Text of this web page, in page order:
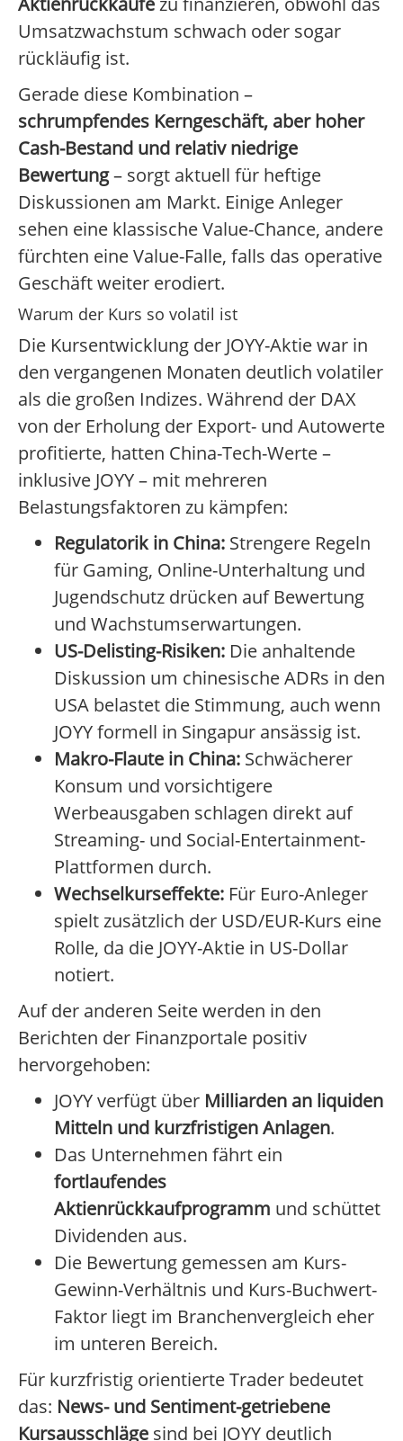
Umsatzwachstum schwach oder sogar
rückläufig ist.
Gerade diese Kombination –
schrumpfendes Kerngeschäft, aber hoher
Cash-Bestand und relativ niedrige
Bewertung– sorgt aktuell für heftige
Diskussionen am Markt. Einige Anleger
sehen eine klassische Value-Chance, andere
fürchten eine Value-Falle, falls das operative
Geschäft weiter erodiert.
Warum der Kurs so volatil ist
Die Kursentwicklung der JOYY-Aktie war in
den vergangenen Monaten deutlich volatiler
als die großen Indizes. Während der DAX
von der Erholung der Export- und Autowerte
profitierte, hatten China-Tech-Werte –
inklusive JOYY – mit mehreren
Belastungsfaktoren zu kämpfen:
Regulatorik in China: Strengere Regeln
für Gaming, Online-Unterhaltung und
Jugendschutz drücken auf Bewertung
und Wachstumserwartungen.
US-Delisting-Risiken: Die anhaltende
Diskussion um chinesische ADRs in den
USA belastet die Stimmung, auch wenn
JOYY formell in Singapur ansässig ist.
Makro-Flaute in China: Schwächerer
Konsum und vorsichtigere
Werbeausgaben schlagen direkt auf
Streaming- und Social-Entertainment-
Plattformen durch.
Wechselkurseffekte: Für Euro-Anleger
spielt zusätzlich der USD/EUR-Kurs eine
Rolle, da die JOYY-Aktie in US-Dollar
notiert.
Auf der anderen Seite werden in den
Berichten der Finanzportale positiv
hervorgehoben:
JOYY verfügt über Milliarden an liquiden
Mitteln und kurzfristigen Anlagen.
Das Unternehmen fährt ein
fortlaufendes
Aktienrückkaufprogramm und schüttet
Dividenden aus.
Die Bewertung gemessen am Kurs-
Gewinn-Verhältnis und Kurs-Buchwert-
Faktor liegt im Branchenvergleich eher
im unteren Bereich.
Für kurzfristig orientierte Trader bedeutet
das: News- und Sentiment-getriebene
Kursausschläge sind bei JOYY deutlich